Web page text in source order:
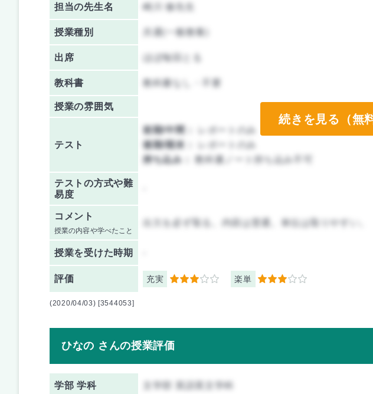
担当の先生名 崎川 修先生
授業種別 共通(一般教養)
出席 ほぼ毎回とる
教科書 教科書なし・不要
授業の雰囲気
テスト
前期/中間：
レポートのみ
後期/期末：
レポートのみ
持ち込み：
教科書ノート持ち込み不可
テストの方式や難
易度
コメント
授業の内容や学べたこと
出欠を必ず取る。内容は普通。単位は取りやすい。
授業を受けた時期
評価 充実 3 楽単 3
続きを見る（無
(2020/04/03) [3544053]
ひなの さんの授業評価
学部 学科